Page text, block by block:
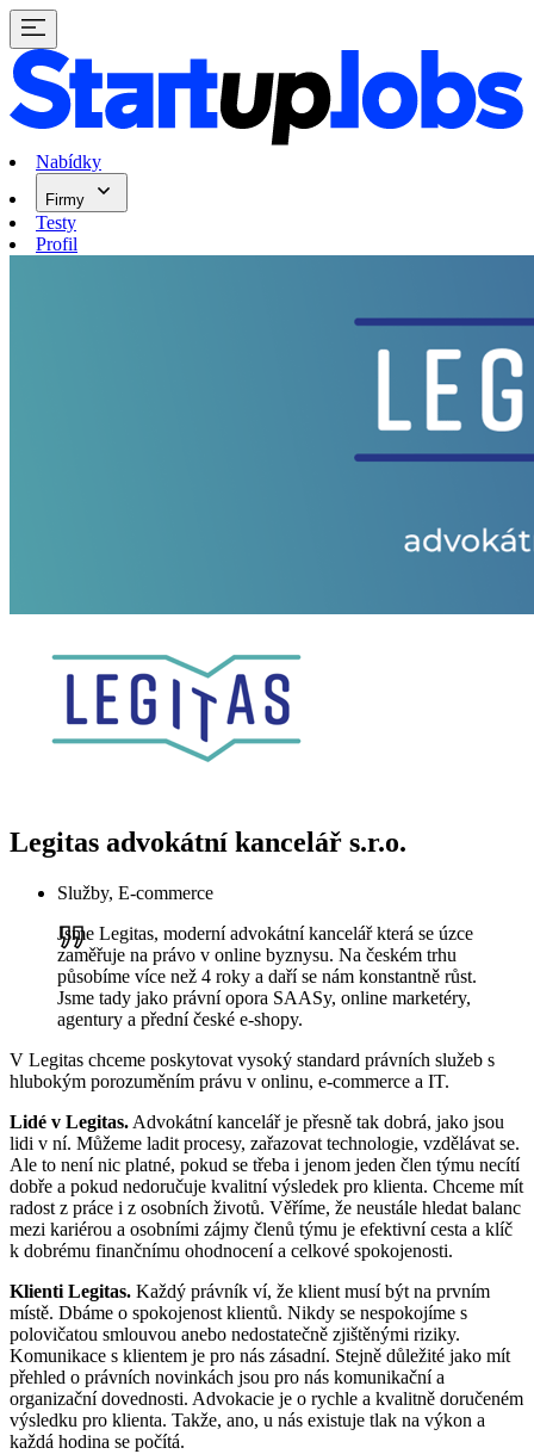
Nabídky
Firmy
Testy
Profil
Legitas advokátní kancelář s.r.o.
Služby, E-commerce
Jsme Legitas, moderní advokátní kancelář která se úzce
zaměřuje na právo v online byznysu. Na českém trhu
působíme více než 4 roky a daří se nám konstantně růst.
Jsme tady jako právní opora SAASy, online marketéry,
agentury a přední české e-shopy.
V Legitas chceme poskytovat vysoký standard právních služeb s
hlubokým porozuměním právu v onlinu, e-commerce a IT.
Lidé v Legitas. Advokátní kancelář je přesně tak dobrá, jako jsou
lidi v ní. Můžeme ladit procesy, zařazovat technologie, vzdělávat se.
Ale to není nic platné, pokud se třeba i jenom jeden člen týmu necítí
dobře a pokud nedoručuje kvalitní výsledek pro klienta. Chceme mít
radost z práce i z osobních životů. Věříme, že neustále hledat balanc
mezi kariérou a osobními zájmy členů týmu je efektivní cesta a klíč
k dobrému finančnímu ohodnocení a celkové spokojenosti.
Klienti Legitas. Každý právník ví, že klient musí být na prvním
místě. Dbáme o spokojenost klientů. Nikdy se nespokojíme s
polovičatou smlouvou anebo nedostatečně zjištěnými riziky.
Komunikace s klientem je pro nás zásadní. Stejně důležité jako mít
přehled o právních novinkách jsou pro nás komunikační a
organizační dovednosti. Advokacie je o rychle a kvalitně doručeném
výsledku pro klienta. Takže, ano, u nás existuje tlak na výkon a
každá hodina se počítá.